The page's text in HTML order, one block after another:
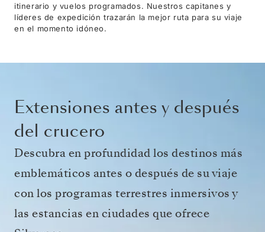
itinerario y vuelos programados. Nuestros capitanes y
líderes de expedición trazarán la mejor ruta para su viaje
en el momento idóneo.
Extensiones antes y después
del crucero
Descubra en profundidad los destinos más
emblemáticos antes o después de su viaje
con los programas terrestres inmersivos y
las estancias en ciudades que ofrece